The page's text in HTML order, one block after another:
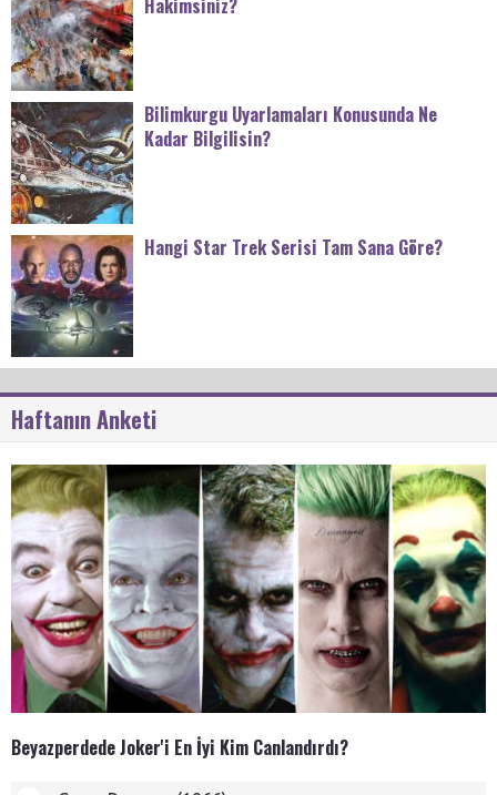
Hakimsiniz?
Bilimkurgu Uyarlamaları Konusunda Ne
Kadar Bilgilisin?
Hangi Star Trek Serisi Tam Sana Göre?
Haftanın Anketi
Beyazperdede Joker'i En İyi Kim Canlandırdı?